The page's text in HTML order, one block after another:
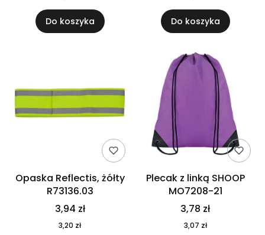
Do koszyka Do koszyka
Opaska Reflectis, żółty
R73136.03
3,94 zł
3,20 zł
Plecak z linką SHOOP
MO7208-21
3,78 zł
3,07 zł